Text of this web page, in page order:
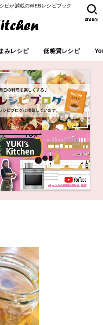
ピが満載のWEBレシピブック
みレシピ 低糖質レシピ
SEARCH